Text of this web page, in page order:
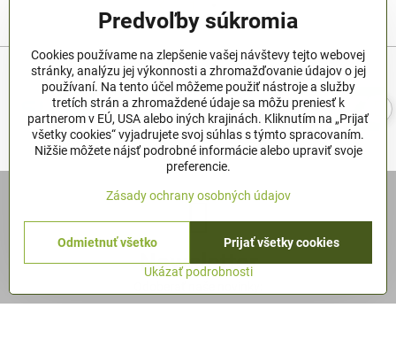
Newsletter
Predvoľby súkromia
Cookies používame na zlepšenie vašej návštevy tejto webovej
stránky, analýzu jej výkonnosti a zhromažďovanie údajov o jej
používaní. Na tento účel môžeme použiť nástroje a služby
tretích strán a zhromaždené údaje sa môžu preniesť k
partnerom v EÚ, USA alebo iných krajinách. Kliknutím na „Prijať
všetky cookies“ vyjadrujete svoj súhlas s týmto spracovaním.
Nižšie môžete nájsť podrobné informácie alebo upraviť svoje
preferencie.
Zásady ochrany osobných údajov
Ukázať podrobnosti
Prijať všetky cookies
Odmietnuť všetko